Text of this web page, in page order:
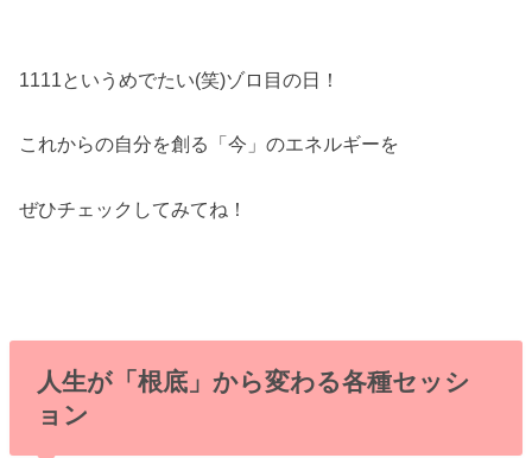
1111というめでたい(笑)ゾロ目の日！
これからの自分を創る「今」のエネルギーを
ぜひチェックしてみてね！
人生が「根底」から変わる各種セッシ
ョン